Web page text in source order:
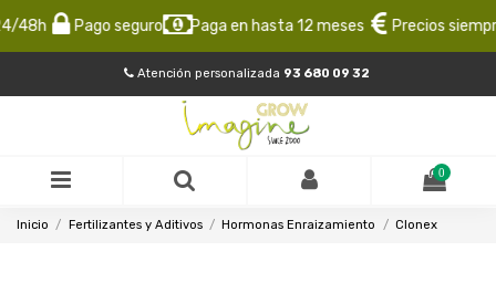
Pago seguro Paga en hasta 12 meses Precios siempre
Atención personalizada 93 680 09 32
0
Inicio Fertilizantes y Aditivos Hormonas Enraizamiento Clonex